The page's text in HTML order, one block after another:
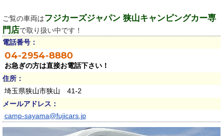
ご覧の車両はフジカーズジャパン 狭山キャンピングカー専
門店で取り扱い中です！
電話番号：
04-2954-8880
お急ぎの方は直接お電話下さい！
住所：
埼玉県狭山市狭山 41-2
メールアドレス：
camp-sayama@fujicars.jp